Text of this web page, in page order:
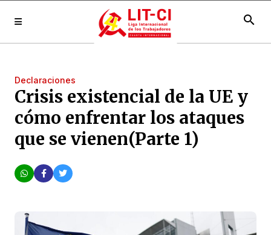
search
Declaraciones
Crisis existencial de la UE y
cómo enfrentar los ataques
que se vienen(Parte 1)